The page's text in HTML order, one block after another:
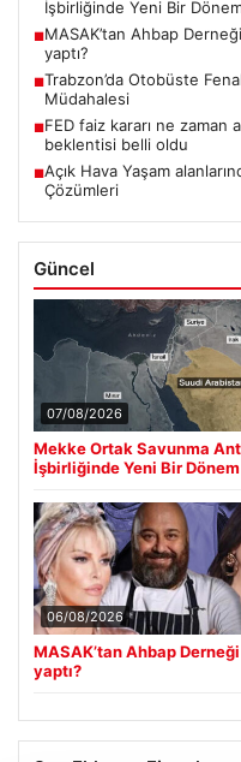
İşbirliğinde Yeni Bir
■MASAK’tan Ahbap
yaptı?
■Trabzon’da Otobüste
Müdahalesi
■FED faiz kararı ne zaman
beklentisi belli oldu
■Açık Hava Yaşam
Çözümleri
Güncel
07/08/2026
Mekke Ortak Savunma
İşbirliğinde Yeni Bir Dönem
06/08/2026
MASAK’tan Ahbap
yaptı?